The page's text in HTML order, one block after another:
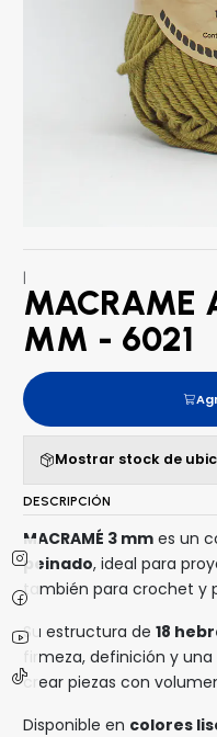
MACRAME
MM - 6021
Mostrar stock de
DESCRIPCIÓN
MACRAMÉ 3 mm es un
peinado, ideal para
también para crochet y
Su estructura de 18
firmeza, definición y
crear piezas con
Disponible en colores